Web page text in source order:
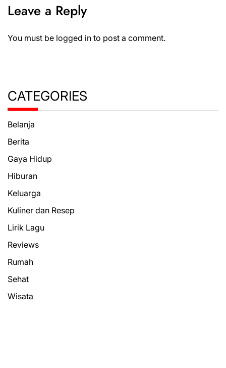
Leave a Reply
You must be logged in to post a comment.
CATEGORIES
Belanja
Berita
Gaya Hidup
Hiburan
Keluarga
Kuliner dan Resep
Lirik Lagu
Reviews
Rumah
Sehat
Wisata